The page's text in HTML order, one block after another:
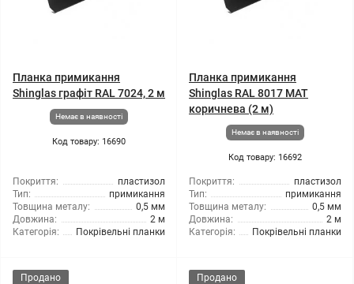
Планка примикання
Shinglas графіт RAL 7024, 2 м
Немає в наявності
Код товару: 16690
Покриття:
пластизол
Тип:
примикання
Товщина металу:
0,5 мм
Довжина:
2 м
Категорія:
Покрівельні планки
Планка примикання
Shinglas RAL 8017 МАТ
коричнева (2 м)
Немає в наявності
Код товару: 16692
Покриття:
пластизол
Тип:
примикання
Товщина металу:
0,5 мм
Довжина:
2 м
Категорія:
Покрівельні планки
Продано Продано